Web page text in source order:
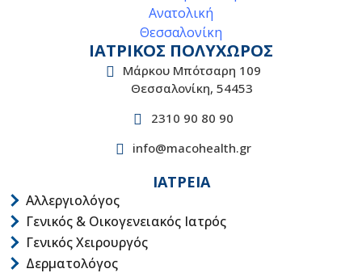
ΙΑΤΡΙΚΟΣ ΠΟΛΥΧΩΡΟΣ
Μάρκου Μπότσαρη 109
Θεσσαλονίκη, 54453
2310 90 80 90
info@macohealth.gr
ΙΑΤΡΕΙΑ
Αλλεργιολόγος
Γενικός & Οικογενειακός Ιατρός
Γενικός Χειρουργός
Δερματολόγος